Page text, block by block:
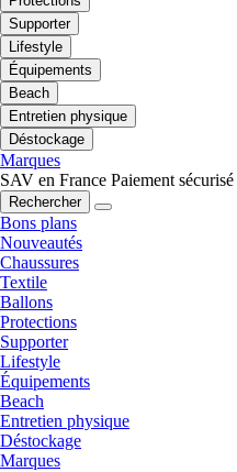
Supporter
Lifestyle
Équipements
Beach
Entretien physique
Déstockage
Marques
SAV en France Paiement sécurisé
Rechercher
Bons plans
Nouveautés
Chaussures
Textile
Ballons
Protections
Supporter
Lifestyle
Équipements
Beach
Entretien physique
Déstockage
Marques